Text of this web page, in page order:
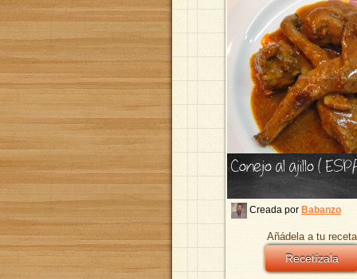
Conejo al ajillo (
Creada por Babanzo
Añádela a tu
Recetízala